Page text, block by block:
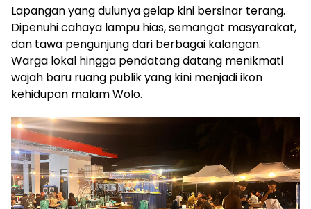
Lapangan yang dulunya gelap kini bersinar terang.
Dipenuhi cahaya lampu hias, semangat masyarakat,
dan tawa pengunjung dari berbagai kalangan.
Warga lokal hingga pendatang datang menikmati
wajah baru ruang publik yang kini menjadi ikon
kehidupan malam Wolo.